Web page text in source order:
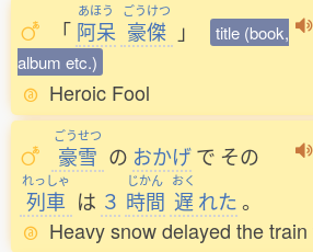
「
あほう
阿呆
ごうけつ
豪傑 」
title (book,
album etc.)
Heroic Fool
ごうせつ
豪雪 の おかげで その
れっしゃ
列車 は ３
じかん
時間
おく
遅 れた。
Heavy snow delayed the